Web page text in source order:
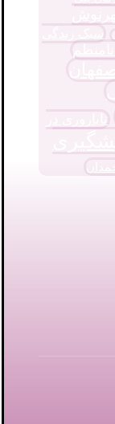
سبک زندگی
ناباروری در